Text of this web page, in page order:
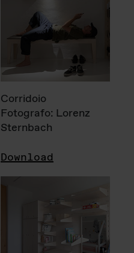
Corridoio
Fotografo: Lorenz
Sternbach
Download